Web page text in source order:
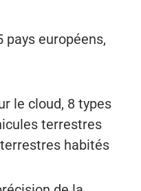
pays européens,
le cloud, 8 types
terrestres
habités